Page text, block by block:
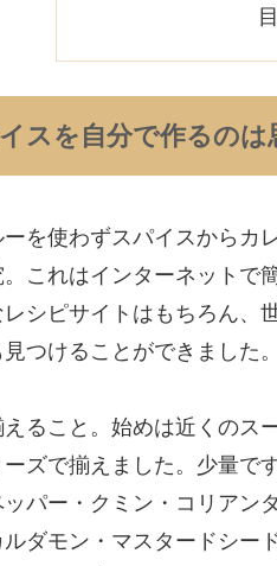
スを自分で作るのは
ーを使わずスパイスから
これはインターネットで
シピサイトはもちろん、
つけることができました
えること。始めは近くの
ズで揃えました。少量で
パー・クミン・コリアン
ダモン・マスタードシー